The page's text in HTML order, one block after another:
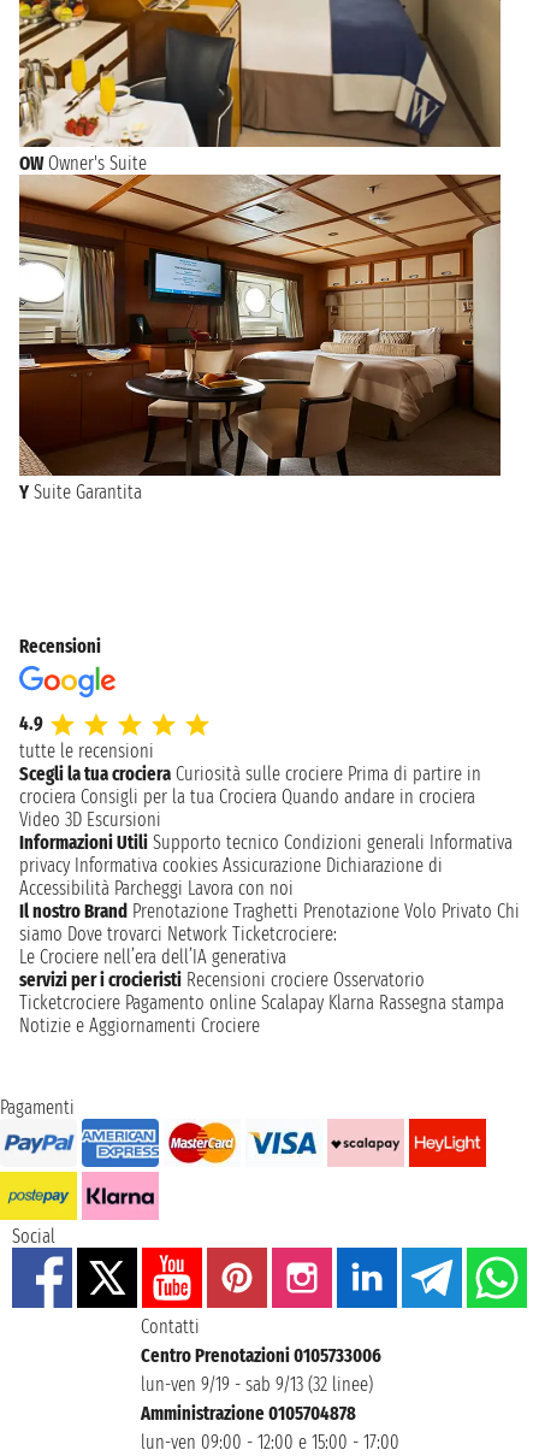
OW Owner's Suite
Y Suite Garantita
Recensioni
4.9
tutte le recensioni
Scegli la tua crociera Curiosità sulle crociere Prima di partire in
crociera Consigli per la tua Crociera Quando andare in crociera
Video 3D Escursioni
Informazioni Utili Supporto tecnico Condizioni generali Informativa
privacy Informativa cookies Assicurazione Dichiarazione di
Accessibilità Parcheggi Lavora con noi
Il nostro Brand Prenotazione Traghetti Prenotazione Volo Privato Chi
siamo Dove trovarci Network Ticketcrociere:
Le Crociere nell’era dell’IA generativa
servizi per i crocieristi Recensioni crociere Osservatorio
Ticketcrociere Pagamento online Scalapay Klarna Rassegna stampa
Notizie e Aggiornamenti Crociere
Pagamenti
Social
Contatti
Centro Prenotazioni 0105733006
lun-ven 9/19 - sab 9/13 (32 linee)
Amministrazione 0105704878
lun-ven 09:00 - 12:00 e 15:00 - 17:00